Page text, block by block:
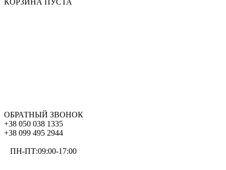
КОРЗИНА ПУСТА
ОБРАТНЫЙ ЗВОНОК
+38 050 038 1335
+38 099 495 2944
ПН-ПТ:09:00-17:00